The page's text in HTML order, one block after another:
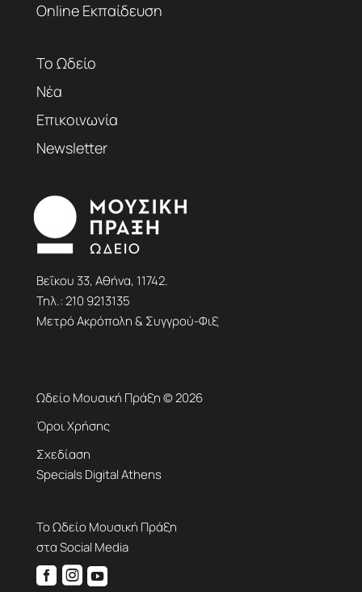
Online Εκπαίδευση
Το Ωδείο
Νέα
Επικοινωνία
Newsletter
Βεΐκου 33, Αθήνα, 11742.
Τηλ.:210 9213135
Μετρό Ακρόπολη & Συγγρού-Φιξ
Ωδείο Μουσική Πράξη © 2026
Όροι Χρήσης
Σχεδίαση
Specials Digital Athens
Το Ωδείο Μουσική Πράξη
στα Social Media
  